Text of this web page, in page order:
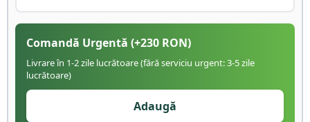
Comandă Urgentă (+230 RON)
Livrare în 1-2 zile lucrătoare (fără serviciu urgent: 3-5 zile
lucrătoare)
Adaugă